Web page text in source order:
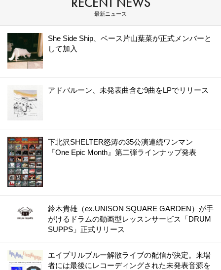
最新ニュース
She Side Ship、ベース片山葉菜が正式メンバーと
して加入
アドバルーン、未発表曲含む9曲をLPでリリース
下北沢SHELTER怒涛の35公演連続ワンマン
『One Epic Month』第二弾ラインナップ発表
鈴木貴雄（ex.UNISON SQUARE GARDEN）が手
がけるドラムの動画型レッスンサービス「DRUM
SUPPS」正式リリース
エイプリルブルー解散ライブの配信が決定。来場
者には最後にレコーディングされた未発表音源を